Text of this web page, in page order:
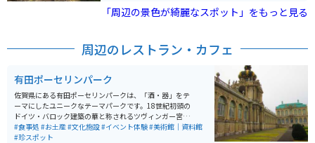
スも良好で、伊万里市内から車で約1時間の距離にあり
す。
「周辺の景色が綺麗なスポット」をもっと見る
周辺のレストラン・カフェ
有田ポーセリンパーク
佐賀県にある有田ポーセリンパークは、「酒・器」をテ
ーマにしたユニークなテーマパークです。18世紀初頭の
ドイツ・バロック建築の華と称されるツヴィンガー宮殿
を忠実に再現した華麗な建物が特徴で、園内のガーデン
では四季折々の花々と鮮やかな緑が訪れる人々の心を癒
#食事処 #お土産#文化施設#イベント体験#美術館｜資料館
#珍スポット